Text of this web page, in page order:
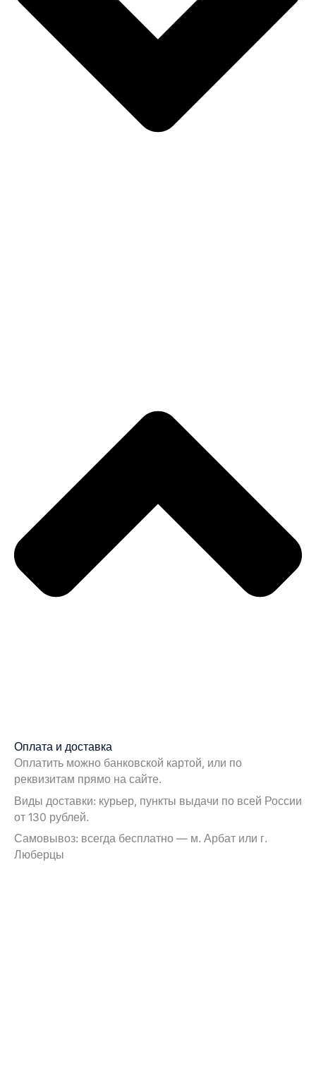
Оплата и доставка
Оплатить можно банковской картой, или по
реквизитам прямо на сайте.
Виды доставки: курьер, пункты выдачи по всей России
от 130 рублей.
Самовывоз: всегда бесплатно — м. Арбат или г.
Люберцы